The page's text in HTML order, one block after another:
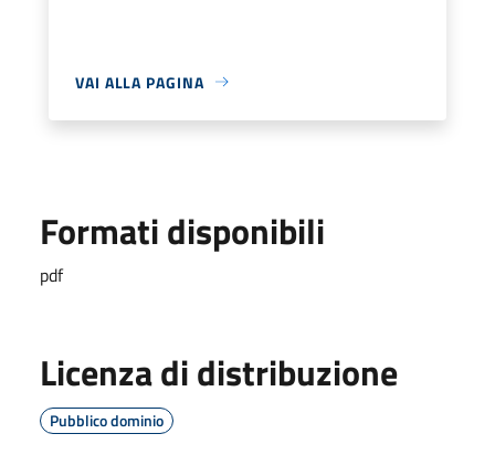
VAI ALLA PAGINA
Formati disponibili
pdf
Licenza di distribuzione
Pubblico dominio